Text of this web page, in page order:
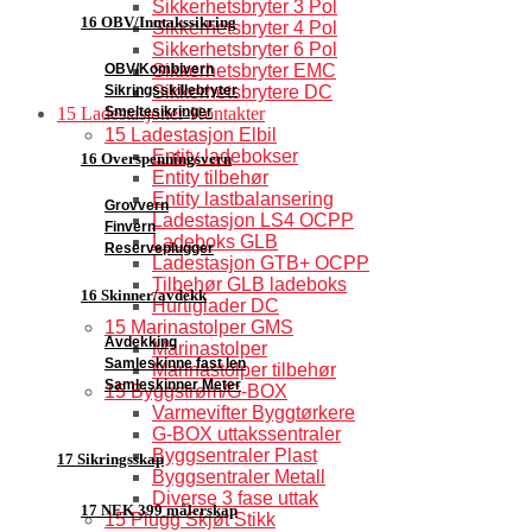
16 OBV/Inntakssikring
OBV/Kombivern
Sikringsskillebryter
Smeltesikringer
16 Overspenningsvern
Grovvern
Finvern
Reserveplugger
16 Skinner/avdekk
Avdekking
Samleskinne fast len
Samleskinner Meter
17 Sikringsskap
17 NEK 399 målerskap
Sikkerhetsbryter 3 Pol
Sikkerhetsbryter 4 Pol
Sikkerhetsbryter 6 Pol
Sikkerhetsbryter EMC
Sikkerhetsbrytere DC
15 Ladestasjoner-Kontakter
15 Ladestasjon Elbil
Entity ladebokser
Entity tilbehør
Entity lastbalansering
Ladestasjon LS4 OCPP
Ladeboks GLB
Ladestasjon GTB+ OCPP
Tilbehør GLB ladeboks
Hurtiglader DC
15 Marinastolper GMS
Marinastolper
Marinastolper tilbehør
15 Byggstrøm/G-BOX
Varmevifter Byggtørkere
G-BOX uttakssentraler
Byggsentraler Plast
Byggsentraler Metall
Diverse 3 fase uttak
15 Plugg Skjøt Stikk